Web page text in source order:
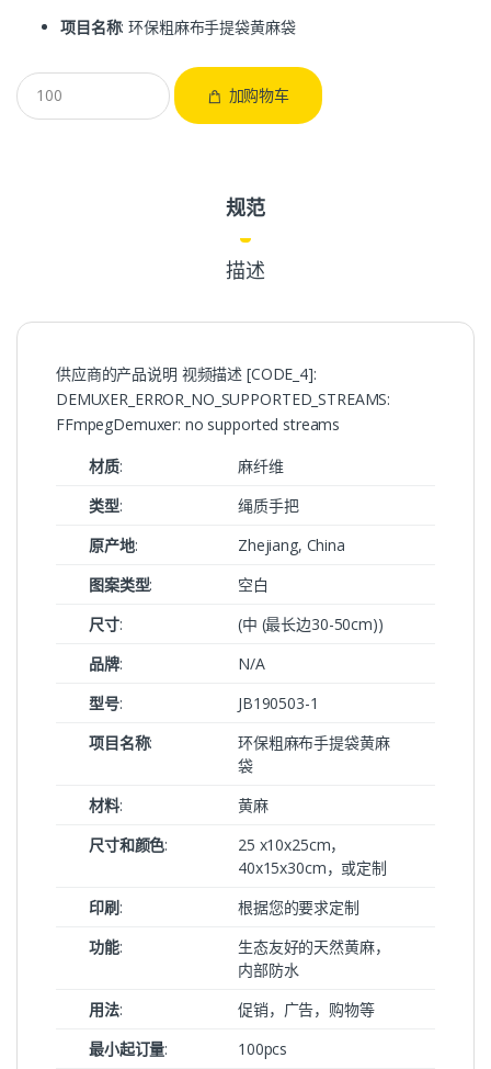
项目名称: 环保粗麻布手提袋黄麻袋
加购物车
规范
描述
供应商的产品说明 视频描述 [CODE_4]:
DEMUXER_ERROR_NO_SUPPORTED_STREAMS:
FFmpegDemuxer: no supported streams
材质:
麻纤维
类型:
绳质手把
原产地:
Zhejiang, China
图案类型:
空白
尺寸:
(中 (最长边30-50cm))
品牌:
N/A
型号:
JB190503-1
项目名称:
环保粗麻布手提袋黄麻
袋
材料:
黄麻
尺寸和颜色:
25 x10x25cm，
40x15x30cm，或定制
印刷 :
根据您的要求定制
功能:
生态友好的天然黄麻，
内部防水
用法:
促销，广告，购物等
最小起订量: 100pcs